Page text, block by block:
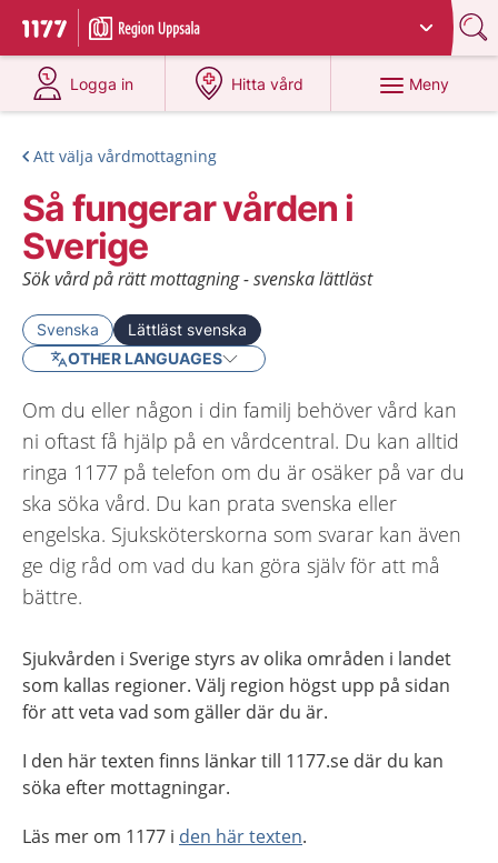
Till startsidan för 1177
Du har valt region
Logga in
på 1177.se
Hitta vård
på 1177.se
Meny
Att välja vårdmottagning
Så fungerar vården i
Sverige
Sök vård på rätt mottagning - svenska lättläst
Svenska
Lättläst svenska
OTHER LANGUAGES
Om du eller någon i din familj behöver vård kan
ni oftast få hjälp på en vårdcentral. Du kan alltid
ringa 1177 på telefon om du är osäker på var du
ska söka vård. Du kan prata svenska eller
engelska. Sjuksköterskorna som svarar kan även
ge dig råd om vad du kan göra själv för att må
bättre.
Sjukvården i Sverige styrs av olika områden i landet
som kallas regioner. Välj region högst upp på sidan
för att veta vad som gäller där du är.
I den här texten finns länkar till 1177.se där du kan
söka efter mottagningar.
Läs mer om 1177 i den här texten.